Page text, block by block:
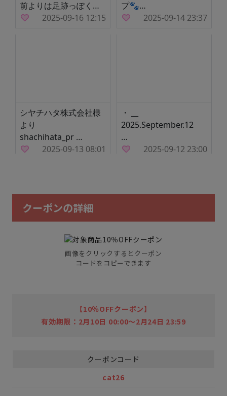
クーポンの詳細
画像をクリックするとクーポン
コードをコピーできます
【10％OFFクーポン】
有効期限：2月10日 00:00～2月24日 23:59
クーポンコード
cat26